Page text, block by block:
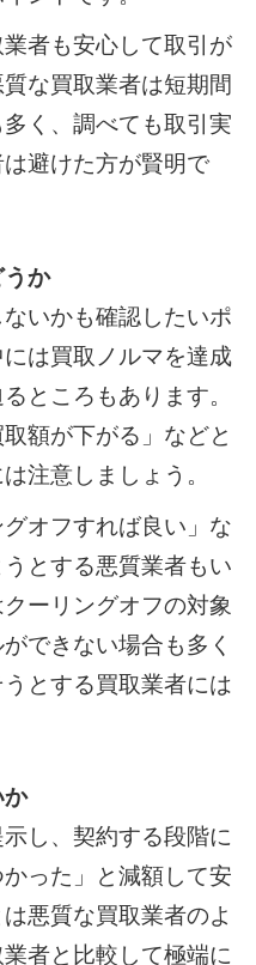
者も安心して取引が
な買取業者は短期間
く、調べても取引実
避けた方が賢明で
か
いかも確認したいポ
は買取ノルマを達成
ところもあります。
額が下がる」などと
注意しましょう。
グオフすれば良い」な
とする悪質業者もい
ーリングオフの対象
できない場合も多く
とする買取業者には
し、契約する段階に
った」と減額して安
悪質な買取業者のよ
者と比較して極端に